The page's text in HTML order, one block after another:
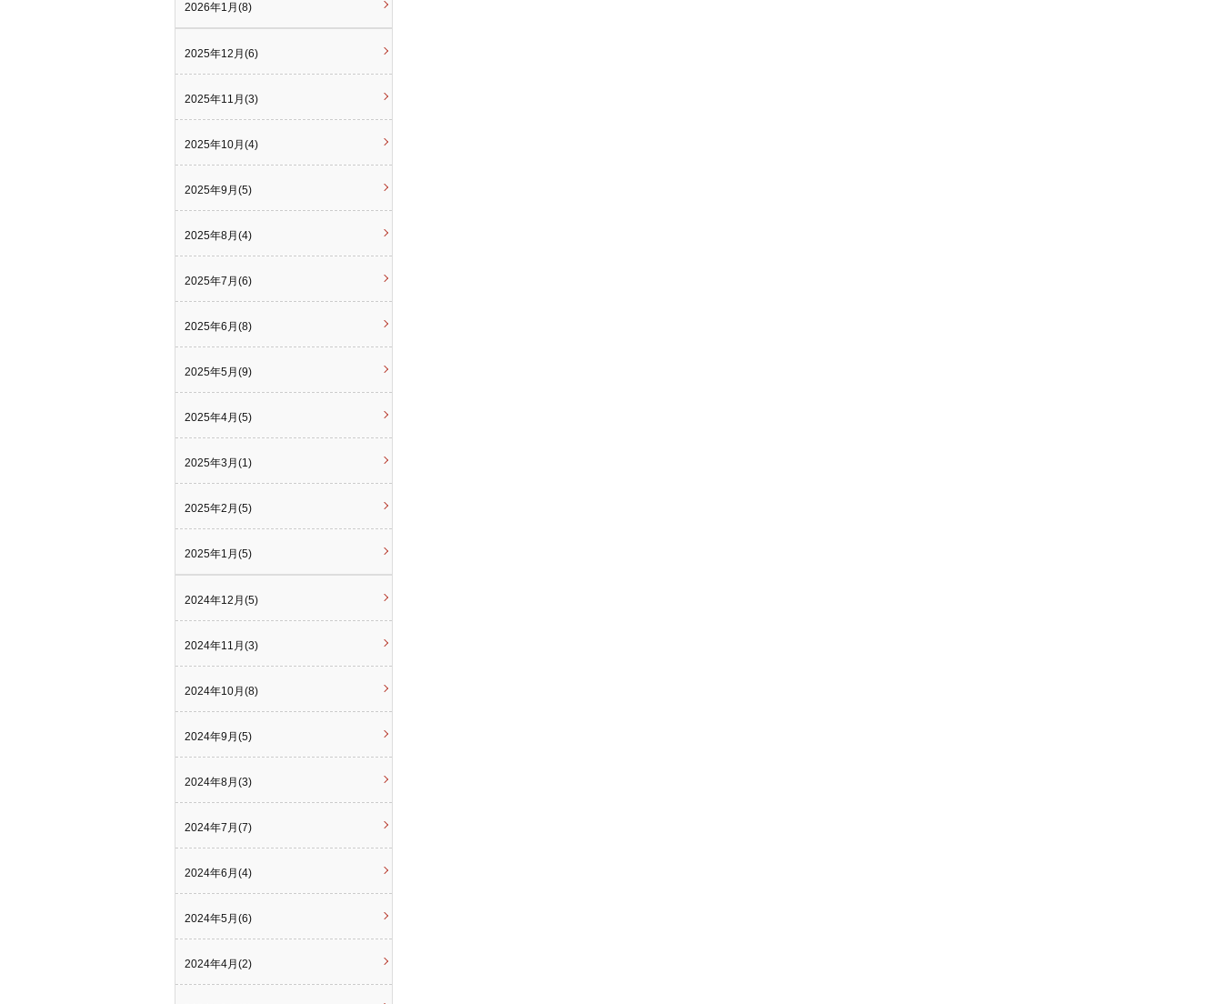
2026年1月(8)
2025年12月(6)
2025年11月(3)
2025年10月(4)
2025年9月(5)
2025年8月(4)
2025年7月(6)
2025年6月(8)
2025年5月(9)
2025年4月(5)
2025年3月(1)
2025年2月(5)
2025年1月(5)
2024年12月(5)
2024年11月(3)
2024年10月(8)
2024年9月(5)
2024年8月(3)
2024年7月(7)
2024年6月(4)
2024年5月(6)
2024年4月(2)